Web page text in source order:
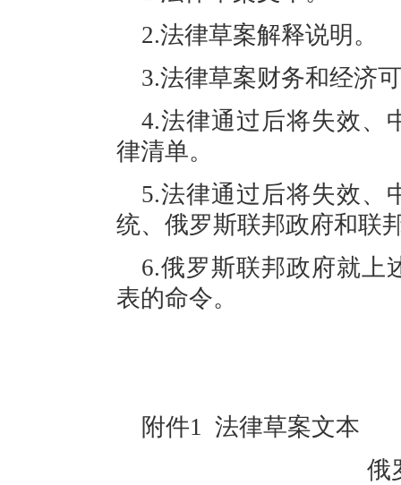
2.法律草案解释说明。
3.法律草案财务和经济
4.法律通过后将失效、
律清单。
5.法律通过后将失效、
统、俄罗斯联邦政府和联
6.俄罗斯联邦政府就上
表的命令。
附件1 法律草案文本
俄